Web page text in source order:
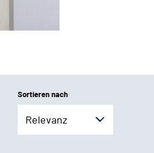
Sortieren nach
Relevanz